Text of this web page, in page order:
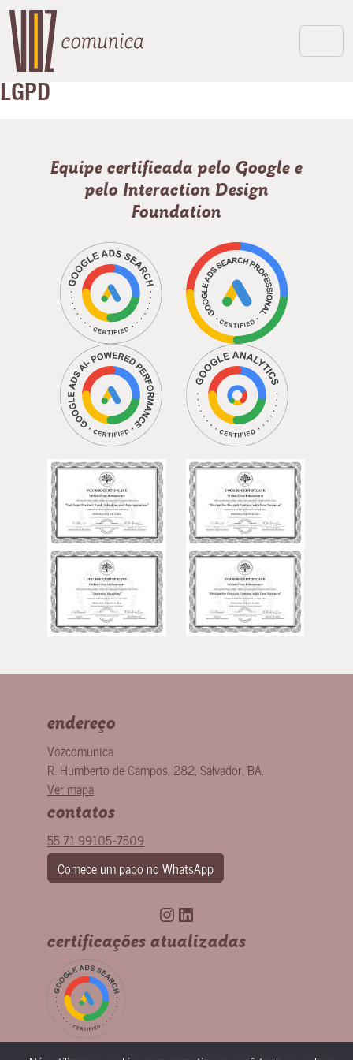
LGPD
Equipe certificada pelo Google e
pelo Interaction Design
Foundation
endereço
Vozcomunica
R. Humberto de Campos, 282 Salvador BA
Ver mapa
contatos
55 71 99105-7509
Comece um papo no WhatsApp
Instagram
LinkedIn
certificações atualizadas